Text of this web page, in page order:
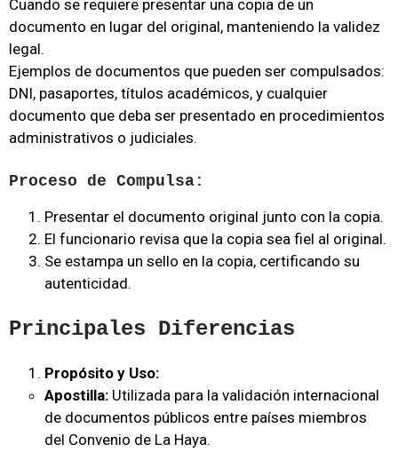
Cuando se requiere presentar una copia de un
documento en lugar del original, manteniendo la validez
legal.
Ejemplos de documentos que pueden ser compulsados:
DNI, pasaportes, títulos académicos, y cualquier
documento que deba ser presentado en procedimientos
administrativos o judiciales.
Proceso de Compulsa:
Presentar el documento original junto con la copia.
El funcionario revisa que la copia sea fiel al original.
Se estampa un sello en la copia, certificando su
autenticidad.
Principales Diferencias
Propósito y Uso:
Apostilla: Utilizada para la validación internacional
de documentos públicos entre países miembros
del Convenio de La Haya.